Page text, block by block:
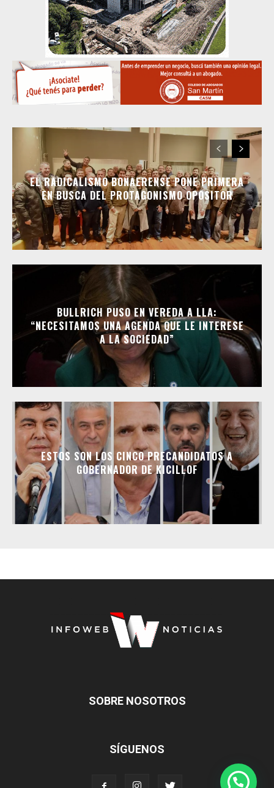
EL RADICALISMO BONAERENSE PONE PRIMERA
EN BUSCA DEL PROTAGONISMO OPOSITOR
BULLRICH PUSO EN VEREDA A LLA:
“NECESITAMOS UNA AGENDA QUE LE INTERESE
A LA SOCIEDAD”
ESTOS SON LOS CINCO PRECANDIDATOS A
GOBERNADOR DE KICILLOF
SOBRE NOSOTROS
SÍGUENOS